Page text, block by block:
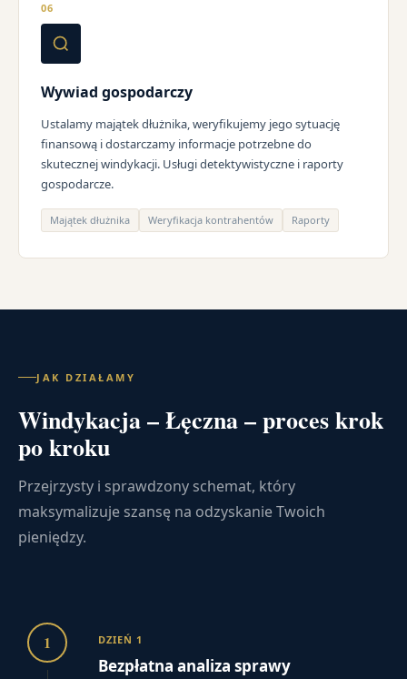
06
Wywiad gospodarczy
Ustalamy majątek dłużnika, weryfikujemy jego sytuację
finansową i dostarczamy informacje potrzebne do
skutecznej windykacji. Usługi detektywistyczne i raporty
gospodarcze.
Majątek dłużnika Weryfikacja kontrahentów Raporty
JAK DZIAŁAMY
Windykacja – Łęczna – proces krok
po kroku
Przejrzysty i sprawdzony schemat, który
maksymalizuje szansę na odzyskanie Twoich
pieniędzy.
1 DZIEŃ 1
Bezpłatna analiza sprawy